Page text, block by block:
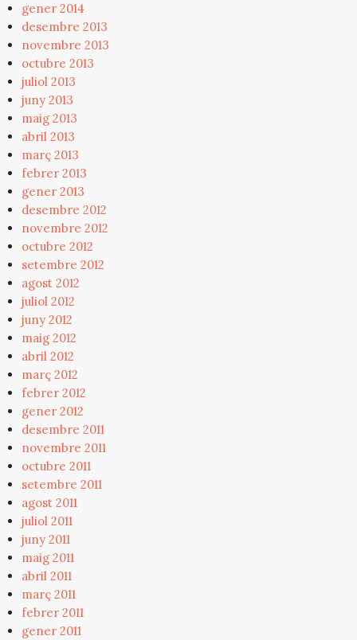
gener 2014
desembre 2013
novembre 2013
octubre 2013
juliol 2013
juny 2013
maig 2013
abril 2013
març 2013
febrer 2013
gener 2013
desembre 2012
novembre 2012
octubre 2012
setembre 2012
agost 2012
juliol 2012
juny 2012
maig 2012
abril 2012
març 2012
febrer 2012
gener 2012
desembre 2011
novembre 2011
octubre 2011
setembre 2011
agost 2011
juliol 2011
juny 2011
maig 2011
abril 2011
març 2011
febrer 2011
gener 2011